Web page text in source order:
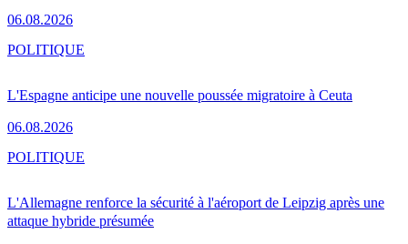
06.08.2026
L'Espagne anticipe une nouvelle poussée migratoire à Ceuta
06.08.2026
POLITIQUE
L'Allemagne renforce la sécurité à l'aéroport de Leipzig après une
attaque hybride présumée
POLITIQUE